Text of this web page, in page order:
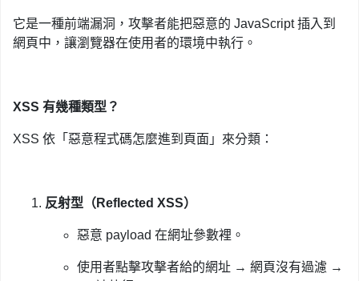
它是一種前端漏洞，攻擊者能把惡意的 JavaScript 插入到
網頁中，讓瀏覽器在使用者的環境中執行。
XSS 有幾種類型？
XSS 依「惡意程式碼怎麼進到頁面」來分類：
反射型（Reflected XSS）
惡意 payload 在網址參數裡。
使用者點擊攻擊者給的網址 → 網頁沒有過濾 →